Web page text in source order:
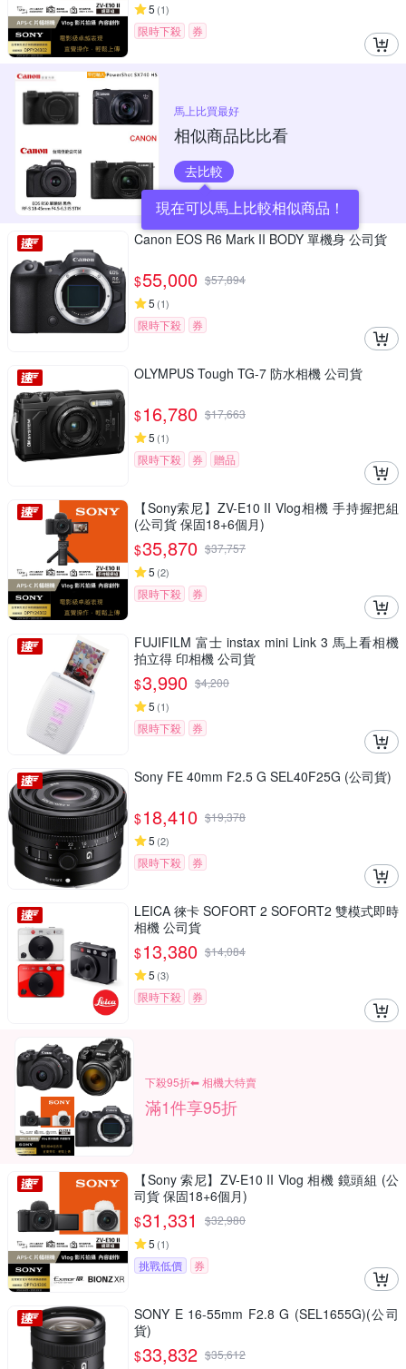
5 (1)
限時下殺 券
馬上比買最好
相似商品比比看
去比較
現在可以馬上比較相似商品！
Canon EOS R6 Mark II BODY 單機身 公司貨
$55,000 $57,894
5 (1)
限時下殺 券
OLYMPUS Tough TG-7 防水相機 公司貨
$16,780 $17,663
5 (1)
限時下殺 券 贈品
【Sony索尼】ZV-E10 II Vlog相機 手持握把組
(公司貨 保固18+6個月)
$35,870 $37,757
5 (2)
限時下殺 券
FUJIFILM 富士 instax mini Link 3 馬上看相機
拍立得 印相機 公司貨
$3,990 $4,200
5 (1)
限時下殺 券
Sony FE 40mm F2.5 G SEL40F25G (公司貨)
$18,410 $19,378
5 (2)
限時下殺 券
LEICA 徠卡 SOFORT 2 SOFORT2 雙模式即時
相機 公司貨
$13,380 $14,084
5 (3)
限時下殺 券
下殺95折⬅︎ 相機大特賣
滿1件享95折
【Sony 索尼】ZV-E10 II Vlog 相機 鏡頭組 (公
司貨 保固18+6個月)
$31,331 $32,980
5 (1)
挑戰低價 券
SONY E 16-55mm F2.8 G (SEL1655G)(公司
貨)
$33,832 $35,612